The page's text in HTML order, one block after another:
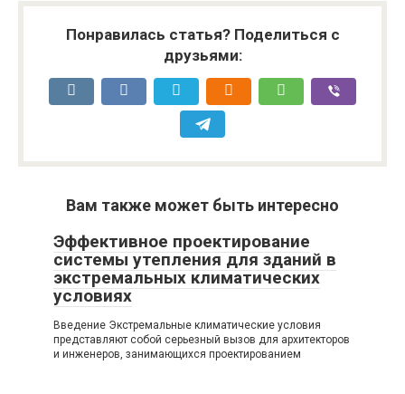
Понравилась статья? Поделиться с
друзьями:
Вам также может быть интересно
Эффективное проектирование
системы утепления для зданий в
экстремальных климатических
условиях
Введение Экстремальные климатические условия
представляют собой серьезный вызов для архитекторов
и инженеров, занимающихся проектированием